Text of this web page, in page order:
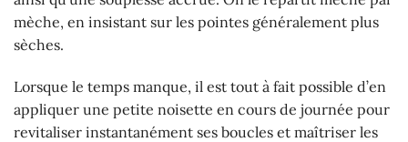
mèche, en insistant sur les pointes généralement plus
sèches.
Lorsque le temps manque, il est tout à fait possible d’en
appliquer une petite noisette en cours de journée pour
revitaliser instantanément ses boucles et maîtriser les